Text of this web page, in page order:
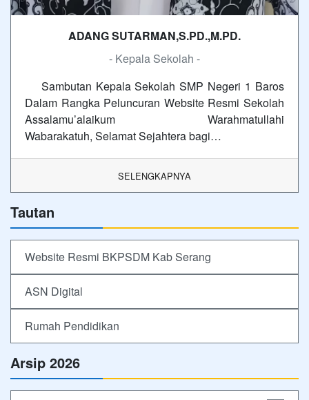
ADANG SUTARMAN,S.PD.,M.PD.
- Kepala Sekolah -
Sambutan Kepala Sekolah SMP Negeri 1 Baros
Dalam Rangka Peluncuran Website Resmi Sekolah
Assalamu’alaikum Warahmatullahi
Wabarakatuh, Selamat Sejahtera bagi…
SELENGKAPNYA
Tautan
Website Resmi BKPSDM Kab Serang
ASN Digital
Rumah Pendidikan
Arsip 2026